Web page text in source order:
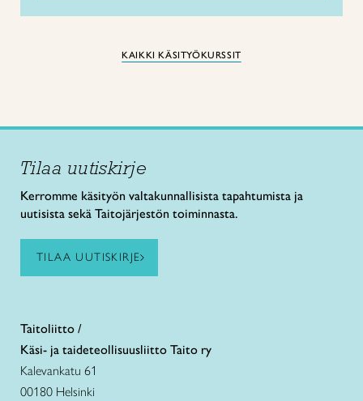
KAIKKI KÄSITYÖKURSSIT
Tilaa uutiskirje
Kerromme käsityön valtakunnallisista tapahtumista ja
uutisista sekä Taitojärjestön toiminnasta.
TILAA UUTISKIRJE
Taitoliitto /
Käsi- ja taideteollisuusliitto Taito ry
Kalevankatu 61
00180 Helsinki